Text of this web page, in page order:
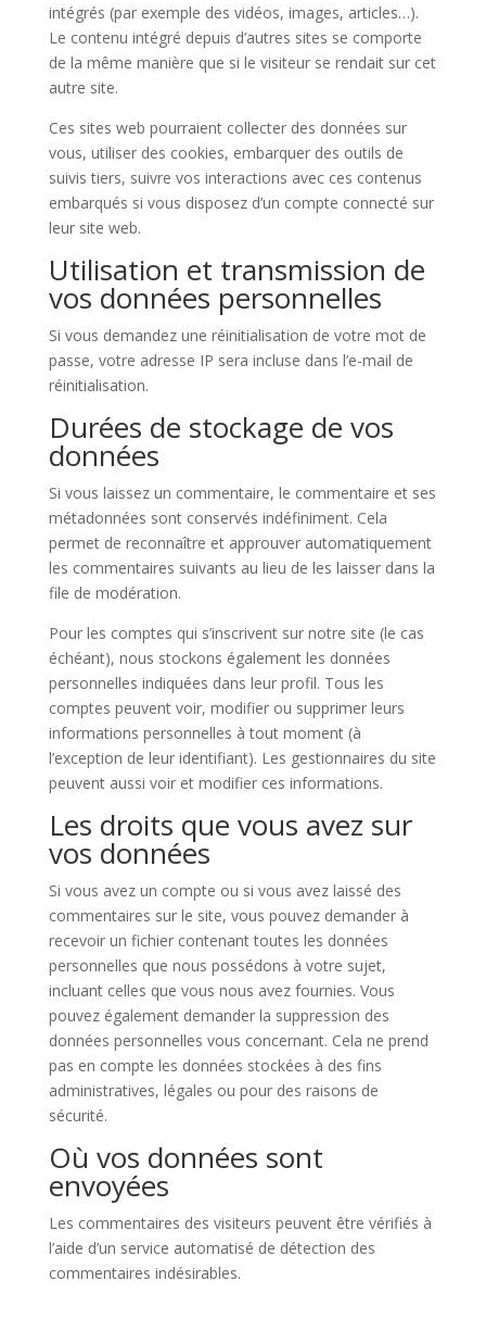
intégrés (par exemple des vidéos, images, articles…).
Le contenu intégré depuis d’autres sites se comporte
de la même manière que si le visiteur se rendait sur cet
autre site.
Ces sites web pourraient collecter des données sur
vous, utiliser des cookies, embarquer des outils de
suivis tiers, suivre vos interactions avec ces contenus
embarqués si vous disposez d’un compte connecté sur
leur site web.
Utilisation et transmission de
vos données personnelles
Si vous demandez une réinitialisation de votre mot de
passe, votre adresse IP sera incluse dans l’e-mail de
réinitialisation.
Durées de stockage de vos
données
Si vous laissez un commentaire, le commentaire et ses
métadonnées sont conservés indéfiniment. Cela
permet de reconnaître et approuver automatiquement
les commentaires suivants au lieu de les laisser dans la
file de modération.
Pour les comptes qui s’inscrivent sur notre site (le cas
échéant), nous stockons également les données
personnelles indiquées dans leur profil. Tous les
comptes peuvent voir, modifier ou supprimer leurs
informations personnelles à tout moment (à
l’exception de leur identifiant). Les gestionnaires du site
peuvent aussi voir et modifier ces informations.
Les droits que vous avez sur
vos données
Si vous avez un compte ou si vous avez laissé des
commentaires sur le site, vous pouvez demander à
recevoir un fichier contenant toutes les données
personnelles que nous possédons à votre sujet,
incluant celles que vous nous avez fournies. Vous
pouvez également demander la suppression des
données personnelles vous concernant. Cela ne prend
pas en compte les données stockées à des fins
administratives, légales ou pour des raisons de
sécurité.
Où vos données sont
envoyées
Les commentaires des visiteurs peuvent être vérifiés à
l’aide d’un service automatisé de détection des
commentaires indésirables.